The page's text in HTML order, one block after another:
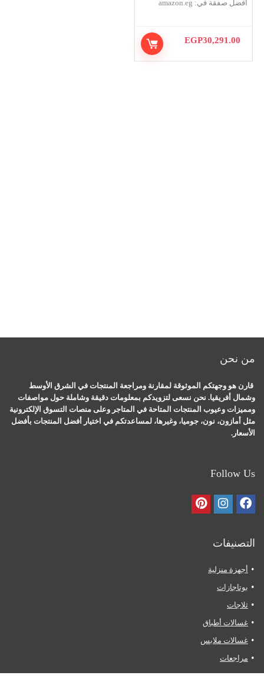
أفضل صفقة في: amazon.eg
EGP30,291.00
من نحن
قارن هو وجهتكم الموثوقة لمقارنة ومراجعة المنتجات في الشرق الأوسط
وشمال أفريقيا. نحن نسعى لتزويدكم بمعلومات دقيقة وشاملة حول مواصفات
ومميزات وعيوب المنتجات المتاحة في المتاجر وعلى منصات التسوق الإلكترونية
مثل أمازون، نون، جوميا، وغيرها، لمساعدتكم في اختيار أفضل المنتجات بأفضل
الأسعار.
Follow Us
التصنيفات
أجهزة منزلية
بوتاجازات
ثلاجات
غسالات أطباق
غسالات ملابس
مراجعات